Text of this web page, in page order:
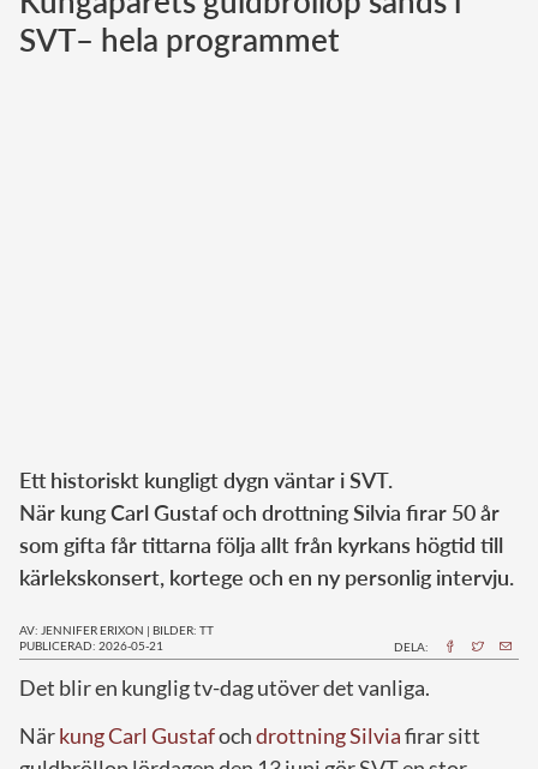
Norska kungahuset
SVT– hela programmet
Ett historiskt kungligt dygn väntar i SVT.
När kung Carl Gustaf och drottning Silvia firar 50 år
som gifta får tittarna följa allt från kyrkans högtid till
kärlekskonsert, kortege och en ny personlig intervju.
AV: JENNIFER ERIXON | BILDER: TT
PUBLICERAD: 2026-05-21
DELA:
Det blir en kunglig tv-dag utöver det vanliga.
Närkung Carl Gustafochdrottning Silviafirar sitt